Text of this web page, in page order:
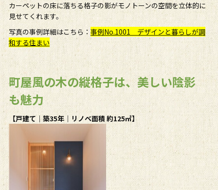
カーペットの床に落ちる格子の影がモノトーンの空間を立体的に
見せてくれます。
写真の事例詳細はこちら： 事例No.1001 デザインと暮らしが調
和する住まい
町屋風の木の縦格子は、美しい陰影
も魅力
【戸建て｜築35年｜リノベ面積 約125㎡】